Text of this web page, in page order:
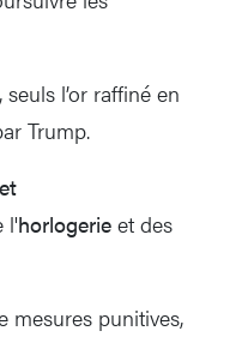
l’or raffiné en
Trump.
l'horlogerie et des
mesures punitives,